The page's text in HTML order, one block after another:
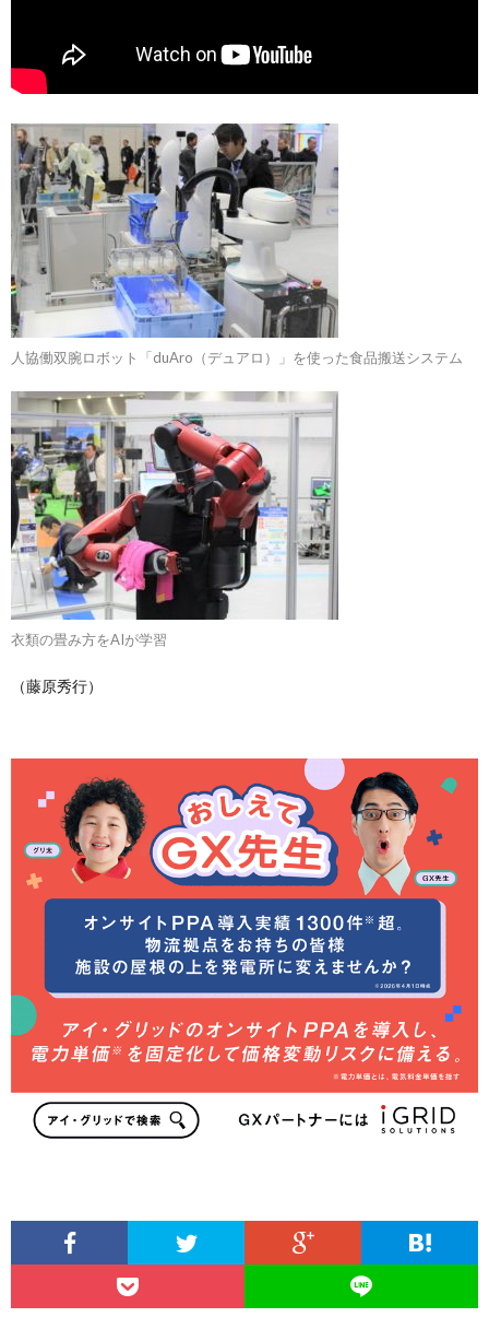
人協働双腕ロボット「duAro（デュアロ）」を使った食品搬送システム
衣類の畳み方をAIが学習
（藤原秀行）